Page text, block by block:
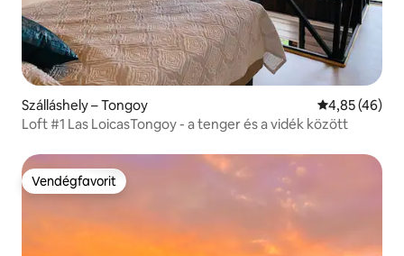
Szálláshely – Tongoy Átlagos
4,85 (46)
Loft #1 Las LoicasTongoy - a tenger és a vidék között
Vendégfavorit
Vendégfavorit